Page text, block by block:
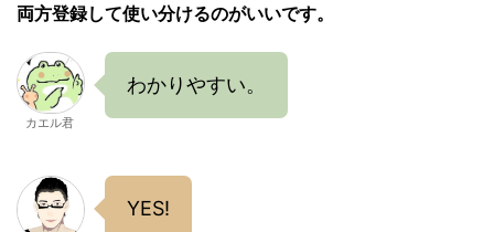
両方登録して使い分けるのがいいです。
カエル君
わかりやすい。
YES!